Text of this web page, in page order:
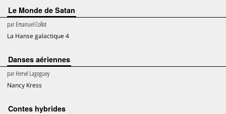
Le Monde de Satan
parEmanuel Collot
La Hanse galactique 4
Danses aériennes
parHervé Lagoguey
Nancy Kress
Contes hybrides